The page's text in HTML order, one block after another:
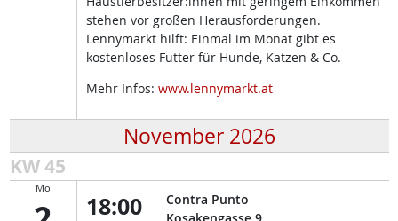
stehen vor großen Herausforderungen.
Lennymarkt hilft: Einmal im Monat gibt es
kostenloses Futter für Hunde, Katzen & Co.
Mehr Infos: www.lennymarkt.at
November 2026
KW 45
Mo
18:00
Contra Punto